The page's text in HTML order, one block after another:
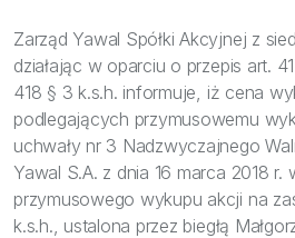
Inspiracje
Zarząd Yawal Spółki Akcyjnej z
działając w oparciu o przepis art.
418 § 3 k.s.h. informuje, iż cena
podlegających przymusowemu
uchwały nr 3 Nadzwyczajnego
Yawal S.A. z dnia 16 marca 2018 r.
przymusowego wykupu akcji na
k.s.h., ustalona przez biegłą